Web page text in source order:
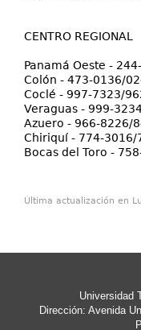
CENTRO REGIONAL
Panamá Oeste -
Colón - 473-0136/
Coclé - 997-7323/
Veraguas - 999-
Azuero - 966-8226/
Chiriquí - 774-3016/
Bocas del Toro -
Última actualización en
Universidad
Dirección: Avenida